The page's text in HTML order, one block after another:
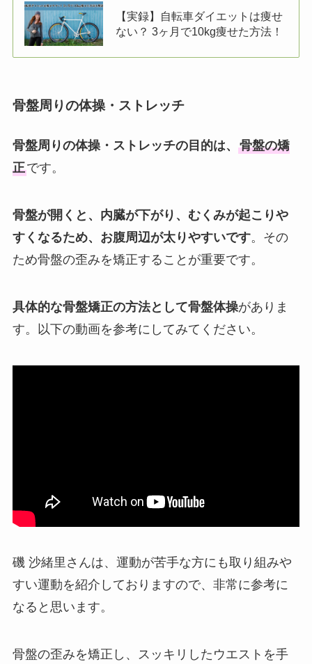
【実録】自転車ダイエットは痩せ
ない？ 3ヶ月で10kg痩せた方法！
骨盤周りの体操・ストレッチ
骨盤周りの体操・ストレッチの目的は、 骨盤の矯
正です。
骨盤が開くと、内臓が下がり、むくみが起こりや
すくなるため、お腹周辺が太りやすいです。その
ため骨盤の歪みを矯正することが重要です。
具体的な骨盤矯正の方法として骨盤体操がありま
す。以下の動画を参考にしてみてください。
磯 沙緒里さんは、運動が苦手な方にも取り組みや
すい運動を紹介しておりますので、非常に参考に
なると思います。
骨盤の歪みを矯正し、スッキリしたウエストを手